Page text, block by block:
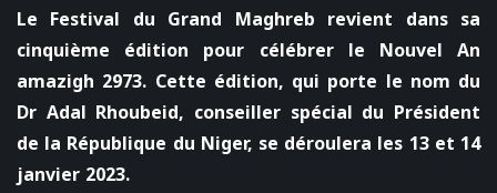
Le Festival du Grand Maghreb revient dans sa
cinquième édition pour célébrer le Nouvel An
amazigh 2973. Cette édition, qui porte le nom du
Dr Adal Rhoubeid, conseiller spécial du Président
de la République du Niger, se déroulera les 13 et 14
janvier 2023.